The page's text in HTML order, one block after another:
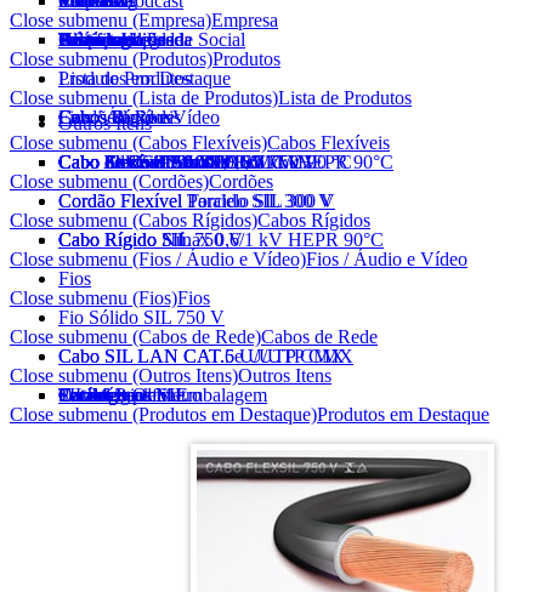
Close submenu (Empresa)Empresa
Histórico
Tecnologia
Certificados
Homologações
Política Integrada
Prêmios
Responsabilidade Social
Sustentabilidade
Alianças
Close submenu (Produtos)Produtos
Lista de Produtos
Produtos em Destaque
Close submenu (Lista de Produtos)Lista de Produtos
Cabos Flexíveis
Cordões
Cabos Rígidos
Fios / Áudio e Vídeo
Cabos de Rede
Outros Itens
Close submenu (Cabos Flexíveis)Cabos Flexíveis
Cabo FlexSil 750 V
Cabo Flexível AtoxSil
Cabo Flexível AtoxSil 0,6/1 kV 90 °C
Cabo AtoxSil Solar 1,8 kV C.C.
Cabo Flexível Silnax 0,6/1 kV HEPR 90°C
Cabo Silflex PP 500 V
Cabo Solda SIL 100 V
Cabo de Controle SIL 1 kV
Cabo de Controle BFC SIL 1 kV
Cabo Flexível AtoxSil Eco 750 V
Close submenu (Cordões)Cordões
Cordão Flexível Paralelo SIL 300 V
Cordão Flexível Torcido SIL 300 V
Close submenu (Cabos Rígidos)Cabos Rígidos
Cabo Rígido SIL 750 V
Cabo Rígido Silnax 0,6/1 kV HEPR 90°C
Cabo Rígido Nú
Close submenu (Fios / Áudio e Vídeo)Fios / Áudio e Vídeo
Fios
Close submenu (Fios)Fios
Fio Sólido SIL 750 V
Close submenu (Cabos de Rede)Cabos de Rede
Cabo SIL LAN CAT.5e U/UTP CMX
Cabo SIL LAN CAT.6 U/UTP CMX
Close submenu (Outros Itens)Outros Itens
Outros Itens
Carretéis
Pocket Pack SIL
SIL Metro a Metro
Tecnologia em Embalagem
Catálogo Online
Catálogo pdf
Close submenu (Produtos em Destaque)Produtos em Destaque